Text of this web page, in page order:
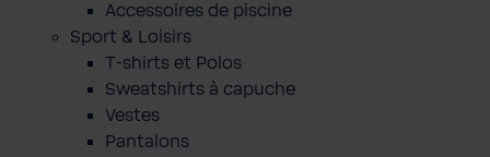
Accessoires de piscine
Sport & Loisirs
T-shirts et Polos
Sweatshirts à capuche
Vestes
Pantalons